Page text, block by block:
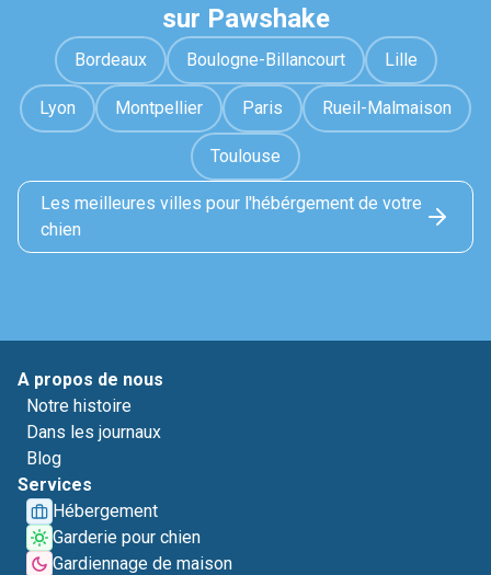
sur Pawshake
Bordeaux Boulogne-Billancourt Lille
Lyon Montpellier Paris Rueil-Malmaison
Toulouse
Les meilleures villes pour l'hébérgement de votre
chien
A propos de nous
Notre histoire
Dans les journaux
Blog
Services
Hébergement
Garderie pour chien
Gardiennage de maison